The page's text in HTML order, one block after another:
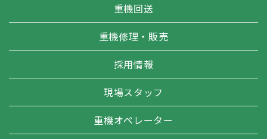
重機回送
重機修理・販売
採用情報
現場スタッフ
重機オペレーター